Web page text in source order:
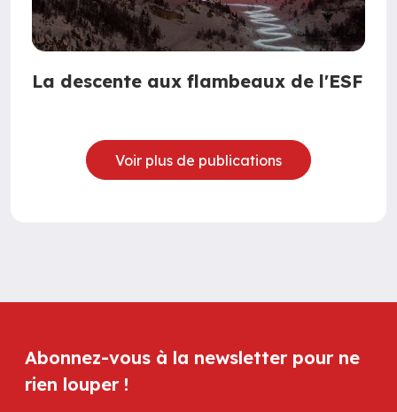
La descente aux flambeaux de l'ESF
Voir plus de publications
Abonnez-vous à la newsletter pour ne
rien louper !